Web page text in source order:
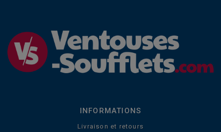
INFORMATIONS
Livraison et retours